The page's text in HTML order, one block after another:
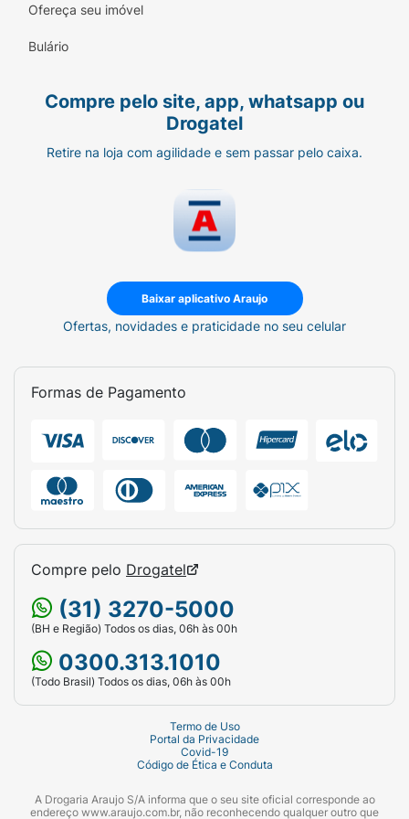
Ofereça seu imóvel
Bulário
Compre pelo site, app, whatsapp ou
Drogatel
Retire na loja com agilidade e sem passar pelo caixa.
Baixar aplicativo Araujo
Ofertas, novidades e praticidade no seu celular
Formas de Pagamento
Compre pelo Drogatel
(31) 3270-5000
(BH e Região) Todos os dias, 06h às 00h
0300.313.1010
(Todo Brasil) Todos os dias, 06h às 00h
Termo de Uso
Portal da Privacidade
Covid-19
Código de Ética e Conduta
A Drogaria Araujo S/A informa que o seu site oficial corresponde ao
endereço www.araujo.com.br, não reconhecendo qualquer outro que